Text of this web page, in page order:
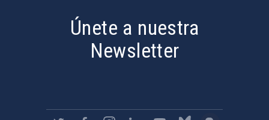
Únete a nuestra
Newsletter